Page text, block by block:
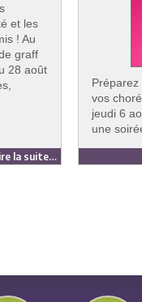
et les
! Au
graff
28 août
la suite…
vos
jeudi 6
une